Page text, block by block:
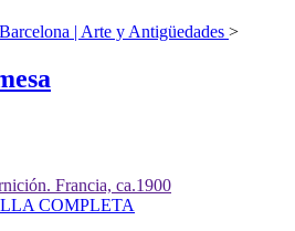
| Arte y Antigüedades >
COMPLETA